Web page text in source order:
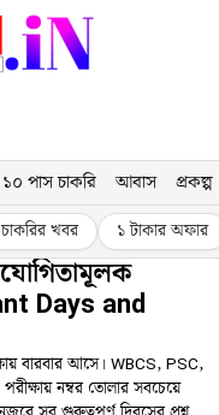
১০ পাস চাকরি আবাস প্রকল্প
চাকরির খবর ১ টাকার অফার
Days and
বারবার আসে। WBCS, PSC,
নম্বর তোলার সবচেয়ে